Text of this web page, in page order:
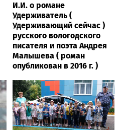
И.И. о романе
Удерживатель (
Удерживающий сейчас )
русского вологодского
писателя и поэта Андрея
Малышева ( роман
опубликован в 2016 г. )